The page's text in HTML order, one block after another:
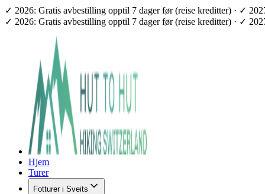
✓ 2026: Gratis avbestilling opptil 7 dager før (reise kreditter) · ✓
✓ 2026: Gratis avbestilling opptil 7 dager før (reise kreditter) · ✓
Hjem
Turer
Fotturer i Sveits